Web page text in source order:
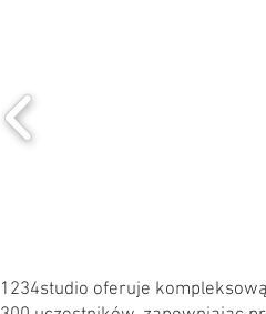
1234studio oferuje